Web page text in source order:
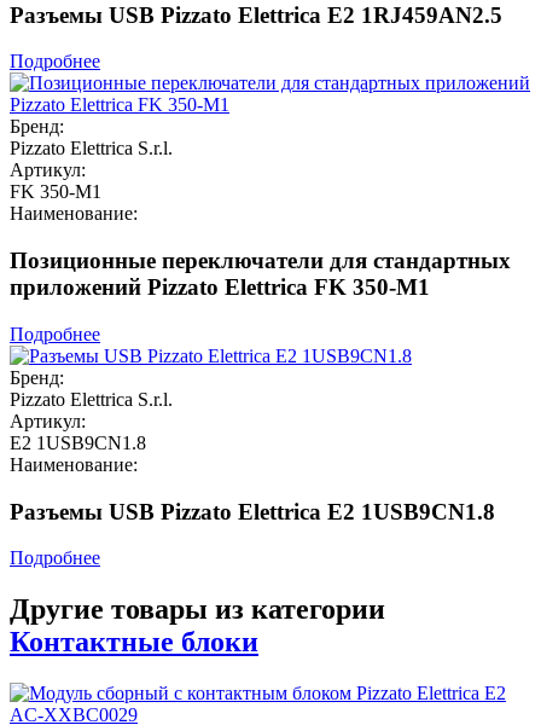
Разъемы USB Pizzato Elettrica E2 1RJ459AN2.5
Подробнее
Бренд:
Pizzato Elettrica S.r.l.
Артикул:
FK 350-M1
Наименование:
Позиционные переключатели для стандартных
приложений Pizzato Elettrica FK 350-M1
Подробнее
Бренд:
Pizzato Elettrica S.r.l.
Артикул:
E2 1USB9CN1.8
Наименование:
Разъемы USB Pizzato Elettrica E2 1USB9CN1.8
Подробнее
Другие товары из категории
Контактные блоки